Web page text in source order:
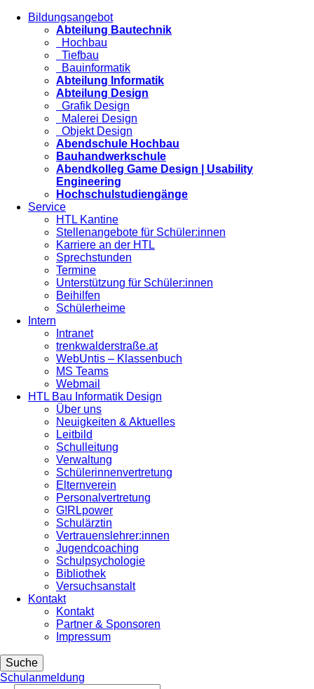
Bildungsangebot
Abteilung Bautechnik
Hochbau
Tiefbau
Bauinformatik
Abteilung Informatik
Abteilung Design
Grafik Design
Malerei Design
Objekt Design
Abendschule Hochbau
Bauhandwerkschule
Abendkolleg Game Design | Usability
Engineering
Hochschulstudiengänge
Service
HTL Kantine
Stellenangebote für Schüler:innen
Karriere an der HTL
Sprechstunden
Termine
Unterstützung für Schüler:innen
Beihilfen
Schülerheime
Intern
Intranet
trenkwalderstraße.at
WebUntis – Klassenbuch
MS Teams
Webmail
HTL Bau Informatik Design
Über uns
Neuigkeiten & Aktuelles
Leitbild
Schulleitung
Verwaltung
Schülerinnenvertretung
Elternverein
Personalvertretung
G!RLpower
Schulärztin
Vertrauenslehrer:innen
Jugendcoaching
Schulpsychologie
Bibliothek
Versuchsanstalt
Kontakt
Kontakt
Partner & Sponsoren
Impressum
Suche
Schulanmeldung